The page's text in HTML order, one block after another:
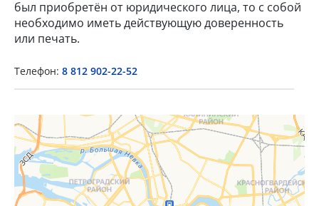
был приобретён от юридического лица, то с собой
необходимо иметь действующую доверенность
или печать.
Телефон: 8 812 902-22-52